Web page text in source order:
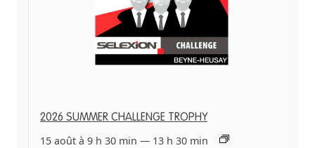
2026 SUMMER CHALLENGE TROPHY
15 août à 9 h 30 min — 13 h 30 min